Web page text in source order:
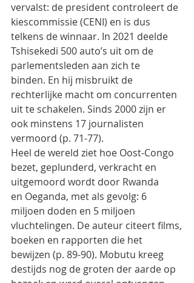
vervalst: de president controleert de
kiescommissie (CENI) en is dus
telkens de winnaar. In 2021 deelde
Tshisekedi 500 auto’s uit om de
parlementsleden aan zich te
binden. En hij misbruikt de
rechterlijke macht om concurrenten
uit te schakelen. Sinds 2000 zijn er
ook minstens 17 journalisten
vermoord (p. 71-77).
Heel de wereld ziet hoe Oost-Congo
bezet, geplunderd, verkracht en
uitgemoord wordt door Rwanda
en Oeganda, met als gevolg: 6
miljoen doden en 5 miljoen
vluchtelingen. De auteur citeert films,
boeken en rapporten die het
bewijzen (p. 89-90). Mobutu kreeg
destijds nog de groten der aarde op